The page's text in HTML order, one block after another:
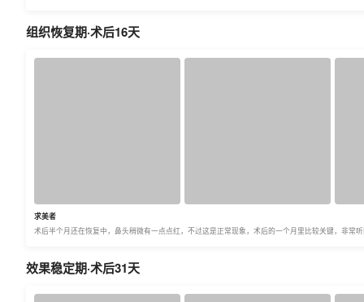
组织恢复期·术后16天
求美者
术后半个月还在恢复中，鼻头稍微有一点点红，不过这是正常现象，术后的一个月里比较关键，非常
效果稳定期·术后31天